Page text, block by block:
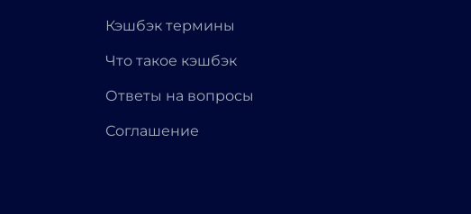
Кэшбэк термины
Что такое кэшбэк
Ответы на вопросы
Соглашение